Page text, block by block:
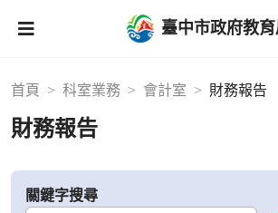
臺中市政府教
首頁 科室業務 會計室 財務報告
財務報告
關鍵字搜尋